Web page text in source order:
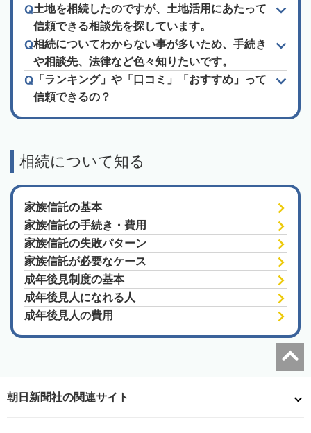
土地を相続したのですが、土地活用にあたって
信頼できる相談先を探しています。
相続についてわからない事が多いため、手続き
や相談先、法律など色々知りたいです。
「ランキング」や「口コミ」「おすすめ」って
信頼できるの？
相続について知る
家族信託の基本
家族信託の手続き・費用
家族信託の失敗パターン
家族信託が必要なケース
成年後見制度の基本
成年後見人になれる人
成年後見人の費用
朝日新聞社の関連サイト